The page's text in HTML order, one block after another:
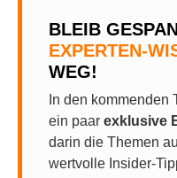
BLEIB
EXPERTEN-
WEG!
In den kommenden
ein paar exklusive
darin die Themen
wertvolle Insider-